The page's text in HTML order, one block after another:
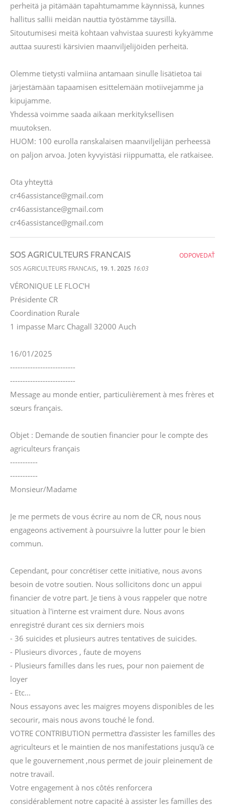
perheitä ja pitämään tapahtumamme käynnissä, kunnes
hallitus sallii meidän nauttia työstämme täysillä.
Sitoutumisesi meitä kohtaan vahvistaa suuresti kykyämme
auttaa suuresti kärsivien maanviljelijöiden perheitä.
Olemme tietysti valmiina antamaan sinulle lisätietoa tai
järjestämään tapaamisen esittelemään motiivejamme ja
kipujamme.
Yhdessä voimme saada aikaan merkityksellisen
muutoksen.
HUOM: 100 eurolla ranskalaisen maanviljelijän perheessä
on paljon arvoa. Joten kyvyistäsi riippumatta, ele ratkaisee.
Ota yhteyttä
cr46assistance@gmail.com
cr46assistance@gmail.com
cr46assistance@gmail.com
SOS AGRICULTEURS FRANCAIS
SOS AGRICULTEURS FRANCAIS, 19. 1. 2025 16:03
VÉRONIQUE LE FLOC'H
Présidente CR
Coordination Rurale
1 impasse Marc Chagall 32000 Auch
16/01/2025
--------------------------
--------------------------
Message au monde entier, particulièrement à mes frères et
sœurs français.
Objet : Demande de soutien financier pour le compte des
agriculteurs français
-----------
-----------
Monsieur/Madame
Je me permets de vous écrire au nom de CR, nous nous
engageons activement à poursuivre la lutter pour le bien
commun.
Cependant, pour concrétiser cette initiative, nous avons
besoin de votre soutien. Nous sollicitons donc un appui
financier de votre part. Je tiens à vous rappeler que notre
situation à l'interne est vraiment dure. Nous avons
enregistré durant ces six derniers mois
- 36 suicides et plusieurs autres tentatives de suicides.
- Plusieurs divorces , faute de moyens
- Plusieurs familles dans les rues, pour non paiement de
loyer
- Etc...
Nous essayons avec les maigres moyens disponibles de les
secourir, mais nous avons touché le fond.
VOTRE CONTRIBUTION permettra d'assister les familles des
agriculteurs et le maintien de nos manifestations jusqu'à ce
que le gouvernement ,nous permet de jouir pleinement de
notre travail.
Votre engagement à nos côtés renforcera
considérablement notre capacité à assister les familles des
ODPOVEDAŤ